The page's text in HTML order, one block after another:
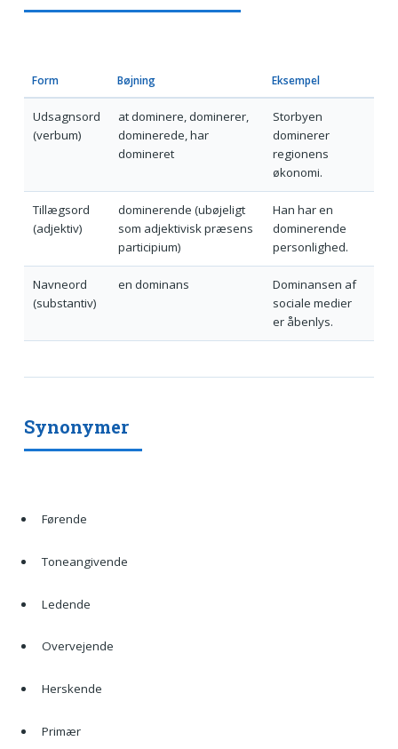
Form Bøjning Eksempel
Udsagnsord
(verbum)
at dominere, dominerer,
dominerede, har
domineret
Storbyen
dominerer
regionens
økonomi.
Tillægsord
(adjektiv)
dominerende (ubøjeligt
som adjektivisk præsens
participium)
Han har en
dominerende
personlighed.
Navneord
(substantiv)
en dominans
Dominansen af
sociale medier
er åbenlys.
Synonymer
Førende
Toneangivende
Ledende
Overvejende
Herskende
Primær